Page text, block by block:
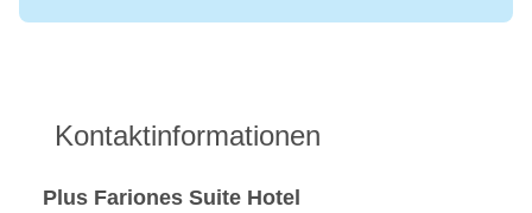
Kontaktinformationen
Plus Fariones Suite Hotel